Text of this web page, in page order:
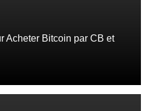
Acheter Bitcoin par CB et